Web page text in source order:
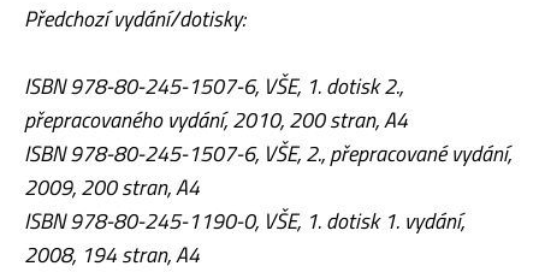
Předchozí vydání/dotisky:
ISBN 978-80-245-1507-6, VŠE, 1. dotisk 2.,
přepracovaného vydání, 2010, 200 stran, A4
ISBN 978-80-245-1507-6, VŠE, 2., přepracované vydání,
2009, 200 stran, A4
ISBN 978-80-245-1190-0, VŠE, 1. dotisk 1. vydání,
2008, 194 stran, A4